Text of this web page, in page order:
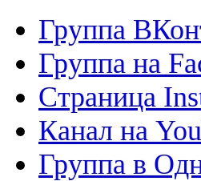
Группа
Группа на
Страница
Канал на
Группа в